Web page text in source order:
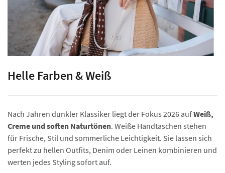
Helle Farben & Weiß
Nach Jahren dunkler Klassiker liegt der Fokus 2026 aufWeiß,
Creme und soften Naturtönen. Weiße Handtaschen stehen
für Frische, Stil und sommerliche Leichtigkeit. Sie lassen sich
perfekt zu hellen Outfits, Denim oder Leinen kombinieren und
werten jedes Styling sofort auf.